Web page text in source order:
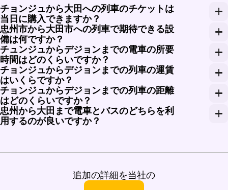
チョンジュから大田への列車のチケットは
当日に購入できますか？
はい、チョンジュから大田への列車のチケットは当日
忠州市から大田市への列車で期待できる設
備は何ですか？
忠州市から大田市への列車では、快適な座席、車内ト
チュンジュからデジョンまでの電車の所要
時間はどのくらいですか？
チュンジュからデジョンまでの電車の所要時間は、選
チョンジュからデジョンまでの列車の運賃
はいくらですか？
チョンジュからデジョンまでの列車は、エコノミーク
チョンジュからデジョンまでの列車の距離
はどのくらいですか？
チョンジュからデジョンまでの列車の旅は約80キロメ
忠州から大田まで電車とバスのどちらを利
用するのが良いですか？
追加の詳細を当社の